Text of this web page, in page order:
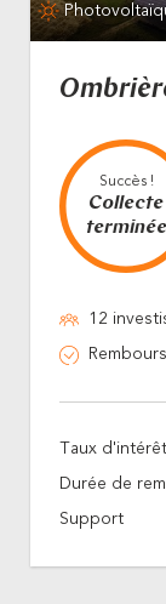
Succès !
Collecte
terminée
12
Taux
Durée de
Support